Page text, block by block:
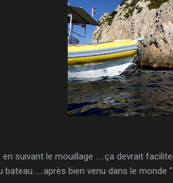
en suivant le mouillage .....ça devrait
bateau......après bien venu dans le